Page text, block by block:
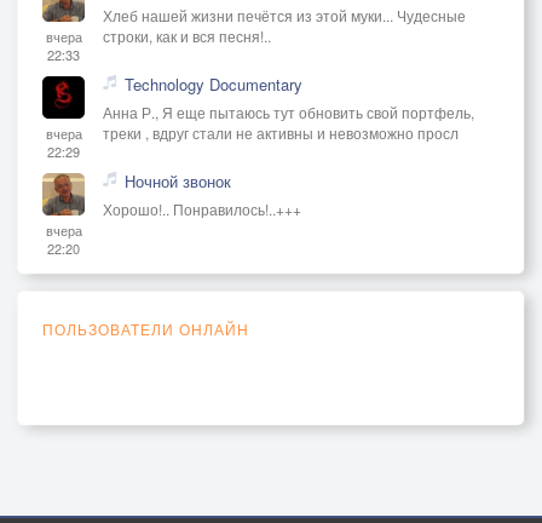
вчера
22:33
Хлеб нашей жизни печётся из этой муки... Чудесные
строки, как и вся песня!..
вчера
22:29
Technology Documentary
Анна Р., Я еще пытаюсь тут обновить свой портфель,
треки , вдруг стали не активны и невозможно просл
вчера
22:20
Ночной звонок
Хорошо!.. Понравилось!..+++
ПОЛЬЗОВАТЕЛИ ОНЛАЙН